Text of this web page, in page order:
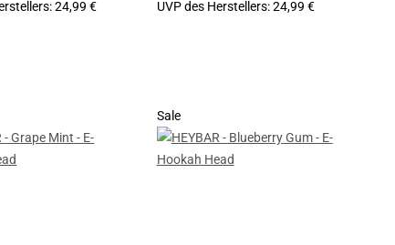
:24,99 €
UVP des Herstellers:24,99 €
Sale